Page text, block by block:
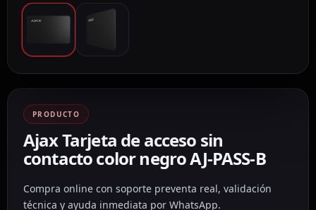
PRODUCTO
Ajax Tarjeta de acceso sin
contacto color negro AJ-PASS-B
Compra online con soporte preventa real, validación
técnica y ayuda inmediata por WhatsApp.